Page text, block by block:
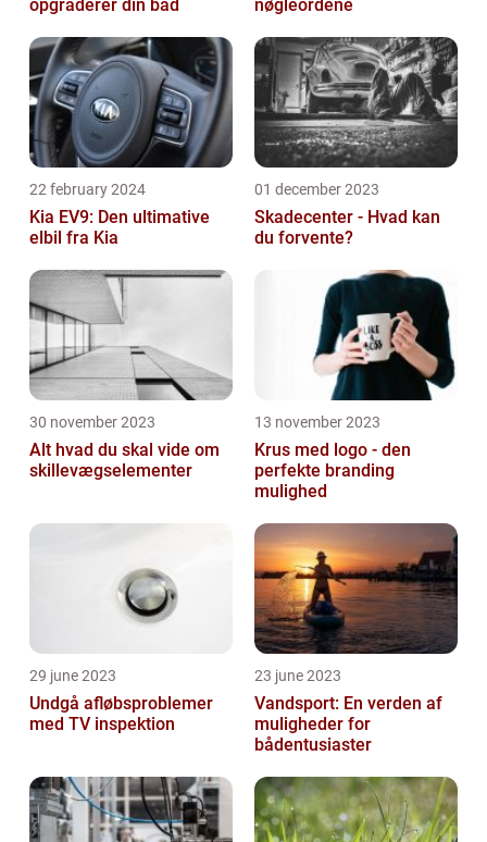
opgraderer din båd nøgleordene
22 february 2024
Kia EV9: Den ultimative
elbil fra Kia
01 december 2023
Skadecenter - Hvad kan
du forvente?
30 november 2023
Alt hvad du skal vide om
skillevægselementer
13 november 2023
Krus med logo - den
perfekte branding
mulighed
29 june 2023
Undgå afløbsproblemer
med TV inspektion
23 june 2023
Vandsport: En verden af
muligheder for
bådentusiaster